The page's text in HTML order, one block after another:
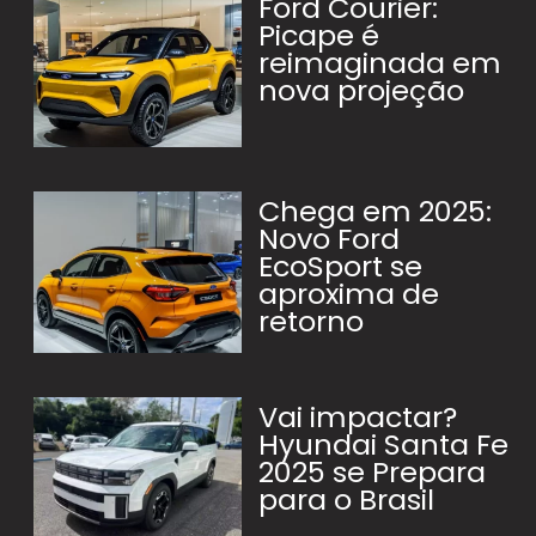
Ford Courier:
Picape é
reimaginada em
nova projeção
Chega em 2025:
Novo Ford
EcoSport se
aproxima de
retorno
Vai impactar?
Hyundai Santa Fe
2025 se Prepara
para o Brasil